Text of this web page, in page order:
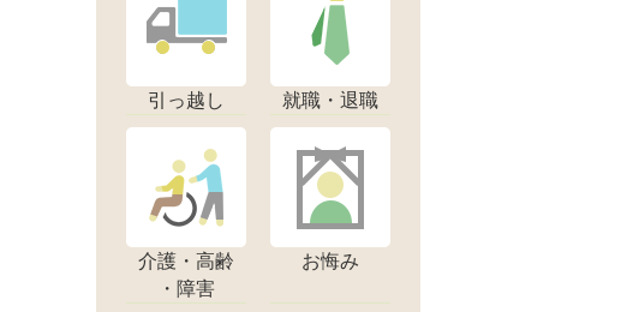
引っ越し 就職・退職
介護・高齢
・障害
お悔み